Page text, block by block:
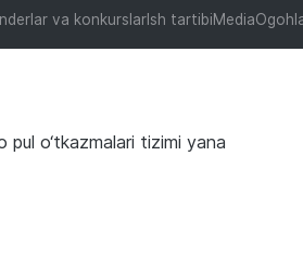
va konkurslar Ish tartibiMedia
pul o‘tkazmalari tizimi yana